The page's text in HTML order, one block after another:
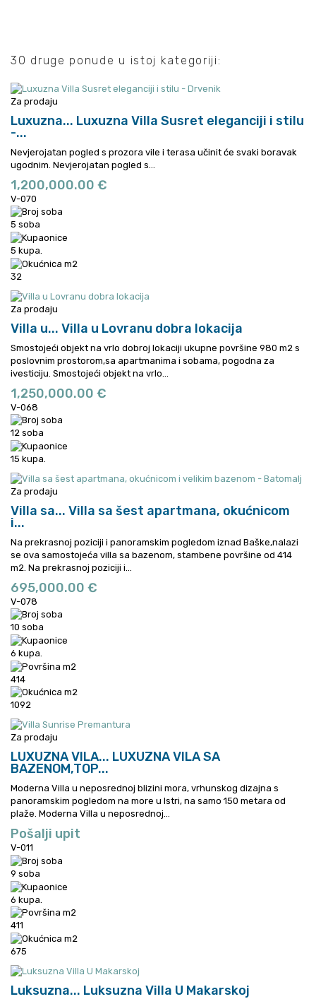
30 druge ponude u istoj kategoriji:
Za prodaju
Luxuzna... Luxuzna Villa Susret eleganciji i stilu
-...
Nevjerojatan pogled s prozora vile i terasa učinit će svaki boravak
ugodnim. Nevjerojatan pogled s...
1,200,000.00 €
V-070
5 soba
5 kupa.
32
Za prodaju
Villa u... Villa u Lovranu dobra lokacija
Smostojeći objekt na vrlo dobroj lokaciji ukupne površine 980 m2 s
poslovnim prostorom,sa apartmanima i sobama, pogodna za
ivesticiju. Smostojeći objekt na vrlo...
1,250,000.00 €
V-068
12 soba
15 kupa.
Za prodaju
Villa sa... Villa sa šest apartmana, okućnicom
i...
Na prekrasnoj poziciji i panoramskim pogledom iznad Baške,nalazi
se ova samostojeća villa sa bazenom, stambene površine od 414
m2. Na prekrasnoj poziciji i...
695,000.00 €
V-078
10 soba
6 kupa.
414
1092
Za prodaju
LUXUZNA VILA... LUXUZNA VILA SA
BAZENOM,TOP...
Moderna Villa u neposrednoj blizini mora, vrhunskog dizajna s
panoramskim pogledom na more u Istri, na samo 150 metara od
plaže. Moderna Villa u neposrednoj...
Pošalji upit
V-011
9 soba
6 kupa.
411
675
Luksuzna... Luksuzna Villa U Makarskoj